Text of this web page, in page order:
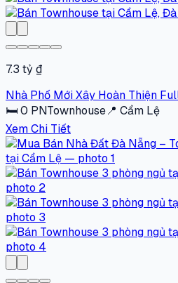
7.3 tỷ ₫
Nhà Phố Mới Xây Hoàn Thiện
🛏0 PNTownhouse📍 Cẩm Lệ
Xem Chi Tiết